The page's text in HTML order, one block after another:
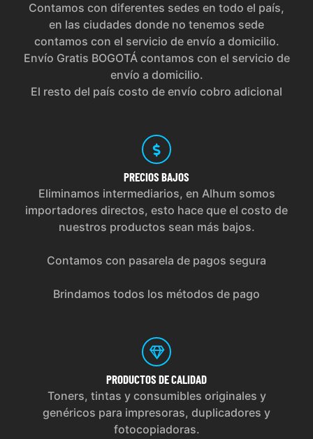
Contamos con diferentes sedes en todo el país,
en las ciudades donde no tenemos sede
contamos con el servicio de envío a domicilio.
Envío Gratis BOGOTÁ contamos con el servicio de
envío a domicilio.
El resto del país costo de envío cobro adicional
PRECIOS BAJOS
Eliminamos intermediarios, en Alhum somos
importadores directos, esto hace que el costo de
nuestros productos sean más bajos.
Contamos con pasarela de pagos segura
Brindamos todos los métodos de pago
PRODUCTOS DE CALIDAD
Toners, tintas y consumibles originales y
genéricos para impresoras, duplicadores y
fotocopiadoras.